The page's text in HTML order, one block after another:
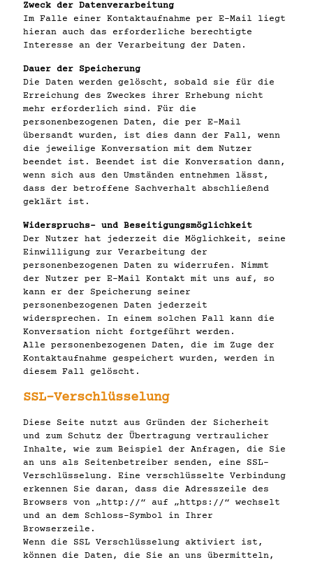
Zweck der Datenverarbeitung
Im Falle einer Kontaktaufnahme per E-Mail liegt
hieran auch das erforderliche berechtigte
Interesse an der Verarbeitung der Daten.
Dauer der Speicherung
Die Daten werden gelöscht, sobald sie für die
Erreichung des Zweckes ihrer Erhebung nicht
mehr erforderlich sind. Für die
personenbezogenen Daten, die per E-Mail
übersandt wurden, ist dies dann der Fall, wenn
die jeweilige Konversation mit dem Nutzer
beendet ist. Beendet ist die Konversation dann,
wenn sich aus den Umständen entnehmen lässt,
dass der betroffene Sachverhalt abschließend
geklärt ist.
Widerspruchs- und Beseitigungsmöglichkeit
Der Nutzer hat jederzeit die Möglichkeit, seine
Einwilligung zur Verarbeitung der
personenbezogenen Daten zu widerrufen. Nimmt
der Nutzer per E-Mail Kontakt mit uns auf, so
kann er der Speicherung seiner
personenbezogenen Daten jederzeit
widersprechen. In einem solchen Fall kann die
Konversation nicht fortgeführt werden.
Alle personenbezogenen Daten, die im Zuge der
Kontaktaufnahme gespeichert wurden, werden in
diesem Fall gelöscht.
SSL-Verschlüsselung
Diese Seite nutzt aus Gründen der Sicherheit
und zum Schutz der Übertragung vertraulicher
Inhalte, wie zum Beispiel der Anfragen, die Sie
an uns als Seitenbetreiber senden, eine SSL-
Verschlüsselung. Eine verschlüsselte Verbindung
erkennen Sie daran, dass die Adresszeile des
Browsers von „http://“ auf „https://“ wechselt
und an dem Schloss-Symbol in Ihrer
Browserzeile.
Wenn die SSL Verschlüsselung aktiviert ist,
können die Daten, die Sie an uns übermitteln,